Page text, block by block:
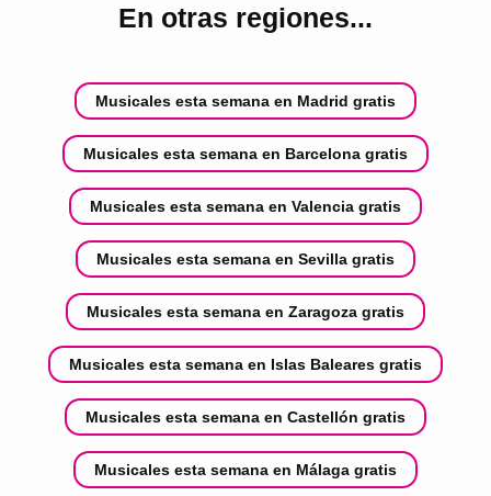
En otras regiones...
Musicales esta semana en Madrid gratis
Musicales esta semana en Barcelona gratis
Musicales esta semana en Valencia gratis
Musicales esta semana en Sevilla gratis
Musicales esta semana en Zaragoza gratis
Musicales esta semana en Islas Baleares gratis
Musicales esta semana en Castellón gratis
Musicales esta semana en Málaga gratis